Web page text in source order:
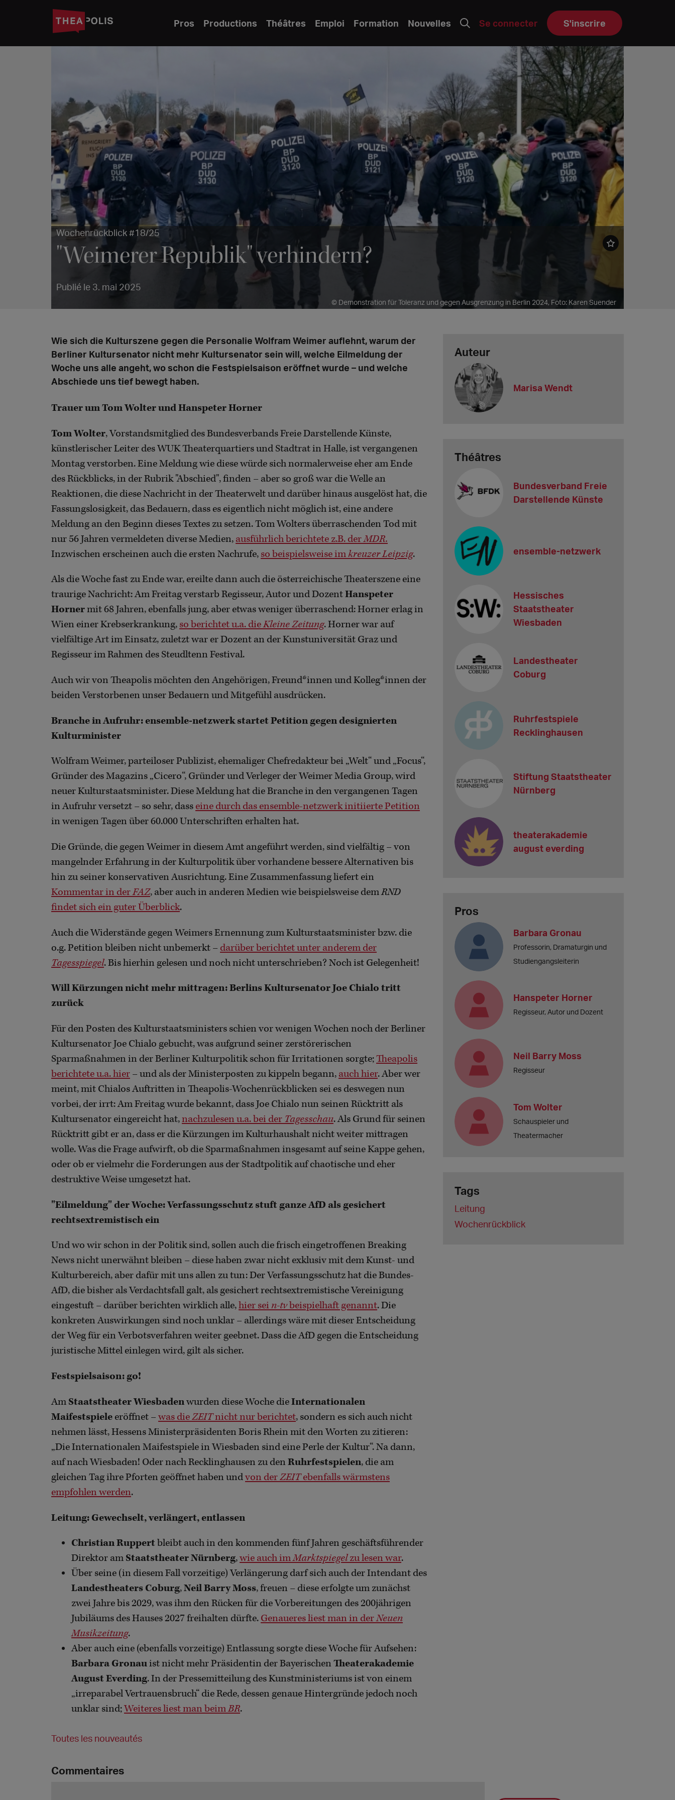
Pros Productions Théâtres Emploi Formation Nouvelles Se connecter S'inscrire
Wochenrückblick #18/25
"Weimerer Republik" verhindern?
Publié le 3. mai 2025
© Demonstration für Toleranz und gegen Ausgrenzung in Berlin 2024, Foto: Karen Suender
Wie sich die Kulturszene gegen die Personalie Wolfram Weimer auflehnt, warum der
Berliner Kultursenator nicht mehr Kultursenator sein will, welche Eilmeldung der
Woche uns alle angeht, wo schon die Festspielsaison eröffnet wurde – und welche
Abschiede uns tief bewegt haben.
Trauer um Tom Wolter und Hanspeter Horner
Tom Wolter, Vorstandsmitglied des Bundesverbands Freie Darstellende Künste,
künstlerischer Leiter des WUK Theaterquartiers und Stadtrat in Halle, ist vergangenen
Montag verstorben. Eine Meldung wie diese würde sich normalerweise eher am Ende
des Rückblicks, in der Rubrik "Abschied", finden – aber so groß war die Welle an
Reaktionen, die diese Nachricht in der Theaterwelt und darüber hinaus ausgelöst hat, die
Fassungslosigkeit, das Bedauern, dass es eigentlich nicht möglich ist, eine andere
Meldung an den Beginn dieses Textes zu setzen. Tom Wolters überraschenden Tod mit
nur 56 Jahren vermeldeten diverse Medien, ausführlich berichtete z.B. derMDR.
Inzwischen erscheinen auch die ersten Nachrufe, so beispielsweise imkreuzer Leipzig.
Als die Woche fast zu Ende war, ereilte dann auch die österreichische Theaterszene eine
traurige Nachricht: Am Freitag verstarb Regisseur, Autor und DozentHanspeter
Hornermit 68 Jahren, ebenfalls jung, aber etwas weniger überraschend: Horner erlag in
Wien einer Krebserkrankung, so berichtet u.a. dieKleine Zeitung. Horner war auf
vielfältige Art im Einsatz, zuletzt war er Dozent an der Kunstuniversität Graz und
Regisseur im Rahmen des Steudltenn Festival.
Auch wir von Theapolis möchten den Angehörigen, Freund*innen und Kolleg*innen der
beiden Verstorbenen unser Bedauern und Mitgefühl ausdrücken.
Branche in Aufruhr: ensemble-netzwerk startet Petition gegen designierten
Kulturminister
Wolfram Weimer, parteiloser Publizist, ehemaliger Chefredakteur bei „Welt“ und „Focus“,
Gründer des Magazins „Cicero“, Gründer und Verleger der Weimer Media Group, wird
neuer Kulturstaatsminister. Diese Meldung hat die Branche in den vergangenen Tagen
in Aufruhr versetzt – so sehr, dass eine durch das ensemble-netzwerk initiierte Petition
in wenigen Tagen über 60.000 Unterschriften erhalten hat.
Die Gründe, die gegen Weimer in diesem Amt angeführt werden, sind vielfältig – von
mangelnder Erfahrung in der Kulturpolitik über vorhandene bessere Alternativen bis
hin zu seiner konservativen Ausrichtung. Eine Zusammenfassung liefert ein
Kommentar in derFAZ, aber auch in anderen Medien wie beispielsweise demRND
findet sich ein guter Überblick.
Auch die Widerstände gegen Weimers Ernennung zum Kulturstaatsminister bzw. die
o.g. Petition bleiben nicht unbemerkt – darüber berichtet unter anderem der
Tagesspiegel. Bis hierhin gelesen und noch nicht unterschrieben? Noch ist Gelegenheit!
Will Kürzungen nicht mehr mittragen: Berlins Kultursenator Joe Chialo tritt
zurück
Für den Posten des Kulturstaatsministers schien vor wenigen Wochen noch der Berliner
Kultursenator Joe Chialo gebucht, was aufgrund seiner zerstörerischen
Sparmaßnahmen in der Berliner Kulturpolitik schon für Irritationen sorgte;Theapolis
berichtete u.a. hier – und als der Ministerposten zu kippeln begann, auch hier. Aber wer
meint, mit Chialos Auftritten in Theapolis-Wochenrückblicken sei es deswegen nun
vorbei, der irrt: Am Freitag wurde bekannt, dass Joe Chialo nun seinen Rücktritt als
Kultursenator eingereicht hat,nachzulesen u.a. bei der Tagesschau. Als Grund für seinen
Rücktritt gibt er an, dass er die Kürzungen im Kulturhaushalt nicht weiter mittragen
wolle. Was die Frage aufwirft, ob die Sparmaßnahmen insgesamt auf seine Kappe gehen,
oder ob er vielmehr die Forderungen aus der Stadtpolitik auf chaotische und eher
destruktive Weise umgesetzt hat.
"Eilmeldung" der Woche: Verfassungsschutz stuft ganze AfD als gesichert
rechtsextremistisch ein
Und wo wir schon in der Politik sind, sollen auch die frisch eingetroffenen Breaking
News nicht unerwähnt bleiben – diese haben zwar nicht exklusiv mit dem Kunst- und
Kulturbereich, aber dafür mit uns allen zu tun: Der Verfassungsschutz hat die Bundes-
AfD, die bisher als Verdachtsfall galt, als gesichert rechtsextremistische Vereinigung
eingestuft – darüber berichten wirklich alle,hier sei n-tvbeispielhaft genannt. Die
konkreten Auswirkungen sind noch unklar – allerdings wäre mit dieser Entscheidung
der Weg für ein Verbotsverfahren weiter geebnet. Dass die AfD gegen die Entscheidung
juristische Mittel einlegen wird, gilt als sicher.
Festspielsaison: go!
Am Staatstheater Wiesbadenwurden diese Woche dieInternationalen
Maifestspiele eröffnet – was dieZEITnicht nur berichtet, sondern es sich auch nicht
nehmen lässt, Hessens Ministerpräsidenten Boris Rhein mit den Worten zu zitieren:
„Die Internationalen Maifestspiele in Wiesbaden sind eine Perle der Kultur“. Na dann,
auf nach Wiesbaden! Oder nach Recklinghausen zu den Ruhrfestspielen, die am
gleichen Tag ihre Pforten geöffnet haben undvon derZEITebenfalls wärmstens
empfohlen werden.
Leitung: Gewechselt, verlängert, entlassen
Christian Ruppert bleibt auch in den kommenden fünf Jahren geschäftsführender
Direktor am Staatstheater Nürnberg,wie auch imMarktspiegelzu lesen war.
Über seine (in diesem Fall vorzeitige) Verlängerung darf sich auch der Intendant des
Landestheaters Coburg,Neil Barry Moss, freuen – diese erfolgte um zunächst
zwei Jahre bis 2029, was ihm den Rücken für die Vorbereitungen des 200jährigen
Jubiläums des Hauses 2027 freihalten dürfte. Genaueres liest man in derNeuen
Musikzeitung.
Aber auch eine (ebenfalls vorzeitige) Entlassung sorgte diese Woche für Aufsehen:
Barbara Gronauist nicht mehr Präsidentin der Bayerischen Theaterakademie
August Everding. In der Pressemitteilung des Kunstministeriums ist von einem
„irreparabel Vertrauensbruch“ die Rede, dessen genaue Hintergründe jedoch noch
unklar sind;Weiteres liest man beimBR.
Toutes les nouveautés
Auteur
Marisa Wendt
Théâtres
Bundesverband Freie
Darstellende Künste
ensemble-netzwerk
Hessisches
Staatstheater
Wiesbaden
Landestheater
Coburg
Ruhrfestspiele
Recklinghausen
Stiftung Staatstheater
Nürnberg
theaterakademie
august everding
Pros
Barbara Gronau
Professorin, Dramaturgin und
Studiengangsleiterin
Hanspeter Horner
Regisseur, Autor und Dozent
Neil Barry Moss
Regisseur
Tom Wolter
Schauspieler und
Theatermacher
Tags
Leitung
Wochenrückblick
Commentaires